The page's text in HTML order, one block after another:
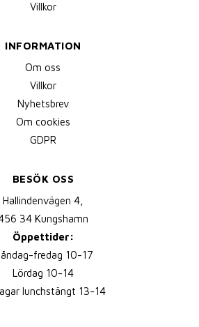
Villkor
INFORMATION
Om oss
Villkor
Nyhetsbrev
Om cookies
GDPR
BESÖK OSS
Hallindenvägen 4,
34 Kungshamn
Öppettider:
fredag 10-17
Lördag 10-14
lunchstängt 13-14